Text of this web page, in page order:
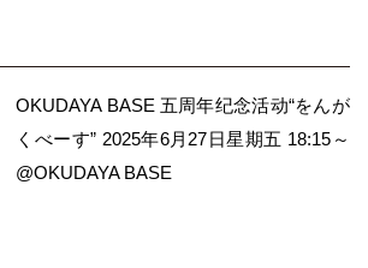
OKUDAYA BASE 五周年纪念活动“をんが
くべーす” 2025年6月27日星期五 18:15～
@OKUDAYA BASE